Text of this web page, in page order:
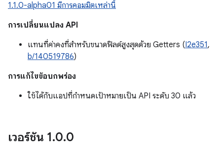
1.1.0-alpha01 มีการคอมมิตเหล่านี้
การเปลี่ยนแปลง API
แทนที่ค่าคงที่สำหรับขนาดฟิลด์สูงสุดด้วย Getters (I2e351,
b/140519786)
การแก้ไขข้อบกพร่อง
ใช้ได้กับแอปที่กำหนดเป้าหมายเป็น API ระดับ 30 แล้ว
เวอร์ชัน 1.0.0